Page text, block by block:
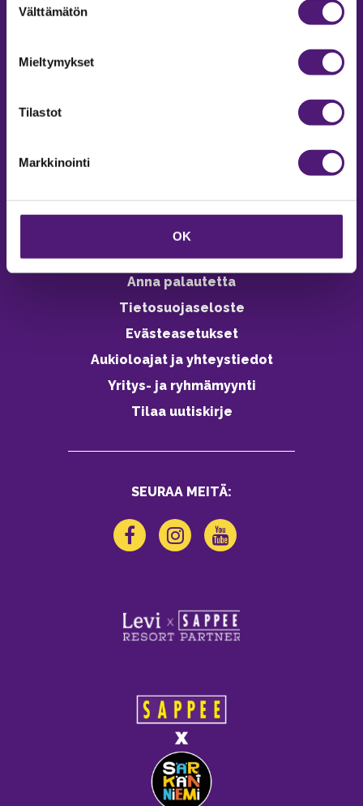
valinta
Välttämätön
Mieltymykset
Tilastot
Markkinointi
OK
Vastuullisuus
Ympäristöohjelma
Avoimet työpaikat
Anna palautetta
Tietosuojaseloste
Evästeasetukset
Aukioloajat ja yhteystiedot
Yritys- ja ryhmämyynti
Tilaa uutiskirje
SEURAA MEITÄ: